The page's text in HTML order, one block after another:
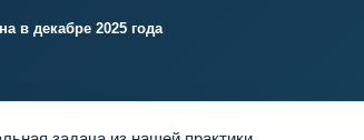
в декабре 2025 года